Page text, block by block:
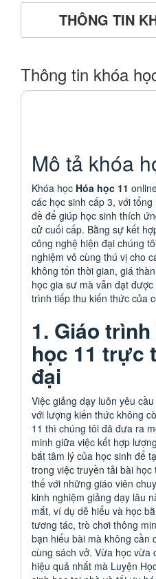
THÔNG TIN
Thông tin khóa
Mô tả khóa
Khóa học Hóa học 11
các học sinh cấp 3, với
đề để giúp học sinh thích
cử cuối cấp. Bằng sự kết
công nghệ hiện đại chúng
nghiệm vô cùng thú vị cho
không tốn thời gian, giá
học gia sư mà vẫn đạt
trình tiếp thu kiến thức của
1. Giáo
học 11 trực
đại
Việc giảng dạy luôn yêu
với lượng kiến thức không
11 thì chúng tôi đã đưa ra
minh giữa việc kết hợp
bắt tâm lý của học sinh để
trong việc truyền tải bài
thế với những giáo viên
kinh nghiệm giảng dạy lâu
mắt, ví dụ dễ hiểu và học
tương tác, trò chơi thông
bạn hiểu bài mà không cần
cùng sách vở. Vừa học vừa
hiệu quả nhất mà Luyện